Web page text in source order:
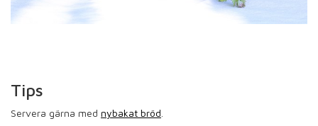
Tips
Servera gärna med nybakat bröd